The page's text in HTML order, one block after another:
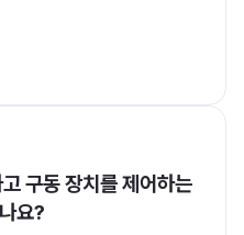
구동 장치를 제어하는
요?